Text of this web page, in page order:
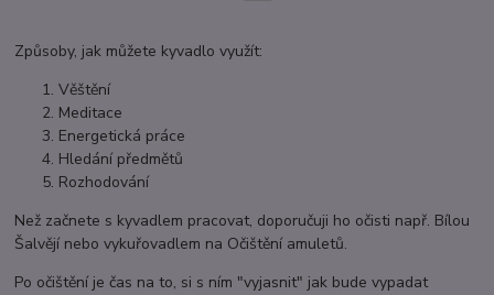
Způsoby, jak můžete kyvadlo využít:
Věštění
Meditace
Energetická práce
Hledání předmětů
Rozhodování
Než začnete s kyvadlem pracovat, doporučuji ho očisti např. Bílou
Šalvějí nebo vykuřovadlem na Očištění amuletů.
Po očištění je čas na to, si s ním "vyjasnit" jak bude vypadat